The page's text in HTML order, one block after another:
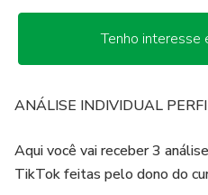
Tenho interesse
ANÁLISE INDIVIDUAL
Aqui você vai receber 3
TikTok feitas pelo dono do